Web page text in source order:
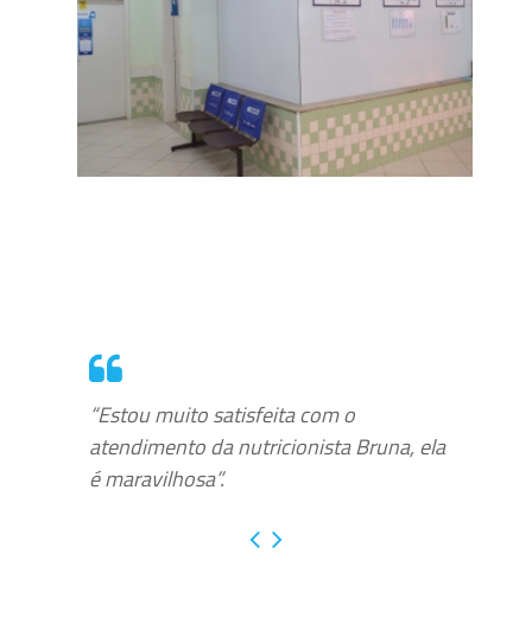
“Estou muito satisfeita com o
atendimento da nutricionista Bruna, ela
é maravilhosa”.